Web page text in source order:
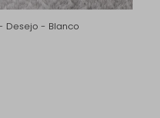
Desejo - Blanco